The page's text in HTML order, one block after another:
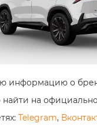
информацию о
на
Telegram,